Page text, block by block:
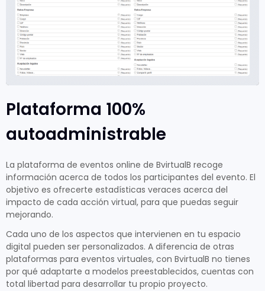
Plataforma 100%
autoadministrable
La plataforma de eventos online de BvirtualB recoge
información acerca de todos los participantes del evento. El
objetivo es ofrecerte estadísticas veraces acerca del
impacto de cada acción virtual, para que puedas seguir
mejorando.
Cada uno de los aspectos que intervienen en tu espacio
digital pueden ser personalizados. A diferencia de otras
plataformas para eventos virtuales, con BvirtualB no tienes
por qué adaptarte a modelos preestablecidos, cuentas con
total libertad para desarrollar tu propio proyecto.